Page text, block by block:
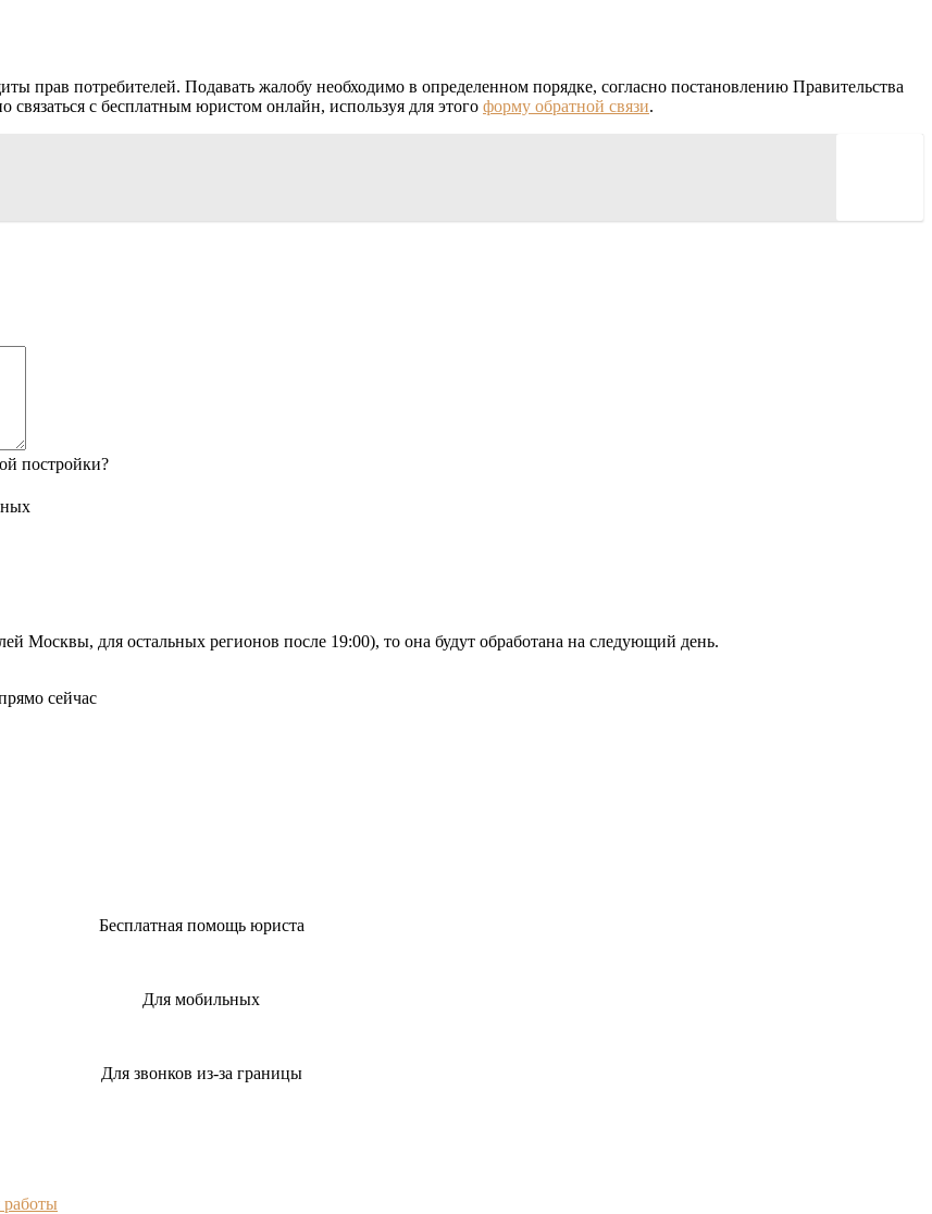
прав потребителей. Подавать жалобу необходимо в определенном порядке, согласно постановлению Правительства
с бесплатным юристом онлайн, используя для этого форму обратной связи.
постройки?
Москвы, для остальных регионов после 19:00), то она будут обработана на следующий день.
сейчас
Бесплатная помощь юриста
Для мобильных
Для звонков из-за границы
работы